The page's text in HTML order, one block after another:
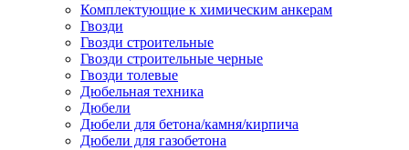
Комплектующие к химическим анкерам
Гвозди
Гвозди строительные
Гвозди строительные черные
Гвозди толевые
Дюбельная техника
Дюбели
Дюбели для бетона/камня/кирпича
Дюбели для газобетона